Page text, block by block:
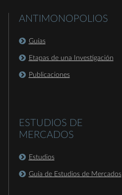
ANTIMONOPOLIOS
Guías
Etapas de una Investigación
Publicaciones
ESTUDIOS DE
MERCADOS
Estudios
Guía de Estudios de Mercados